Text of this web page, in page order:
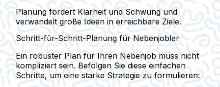
Planung fördert Klarheit und Schwung und
verwandelt große Ideen in erreichbare Ziele.
Schritt-für-Schritt-Planung für Nebenjobler
Ein robuster Plan für Ihren Nebenjob muss nicht
kompliziert sein. Befolgen Sie diese einfachen
Schritte, um eine starke Strategie zu formulieren: